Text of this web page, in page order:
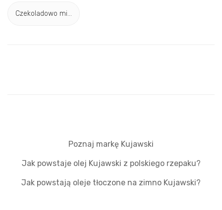
Czekoladowo mi...
Poznaj markę Kujawski
Jak powstaje olej Kujawski z polskiego rzepaku?
Jak powstają oleje tłoczone na zimno Kujawski?